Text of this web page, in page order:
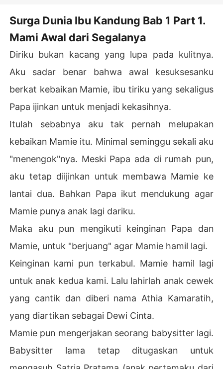
Mamie pun menyambut kehadiran patokku di dalam lian
yang ... kalau mamie belum menikah dengan Papa, pasti
mamie akan merengek padamu ... agar kamu mau meng
"Jangan mikir serumit itu Mam. Meski pun kita tidak men
ekehendak hati kita. Emwuaaaaah .... " sahutku yang ku
akhiri dengan ciuman hangat di bibir sensual Mamie Ter
Lalu aku mulai menggenjotnya dengan gerakan agak ce
pat, sehingga Mamie mulai menggeliat dan merintih, "Du
dududuuuuuh .... Saaaam ...
Surga Dunia Ibu Kandung Bab 1 Part 1.
Mami Awal dari Segalanya
Diriku bukan kacang yang lupa pada kulitnya.
Aku sadar benar bahwa awal kesuksesanku
berkat kebaikan Mamie, ibu tiriku yang sekaligus
Papa ijinkan untuk menjadi kekasihnya.
Itulah sebabnya aku tak pernah melupakan
kebaikan Mamie itu. Minimal seminggu sekali aku
"menengok"nya. Meski Papa ada di rumah pun,
aku tetap diijinkan untuk membawa Mamie ke
lantai dua. Bahkan Papa ikut mendukung agar
Mamie punya anak lagi dariku.
Maka aku pun mengikuti keinginan Papa dan
Mamie, untuk "berjuang" agar Mamie hamil lagi.
Keinginan kami pun terkabul. Mamie hamil lagi
untuk anak kedua kami. Lalu lahirlah anak cewek
yang cantik dan diberi nama Athia Kamaratih,
yang diartikan sebagai Dewi Cinta.
Mamie pun mengerjakan seorang babysitter lagi.
Babysitter lama tetap ditugaskan untuk